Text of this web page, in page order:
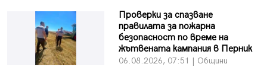
Проверки за спазване
правилата за пожарна
безопасност по време на
жътвената кампания в Перник
06.08.2026, 07:51 | Общини